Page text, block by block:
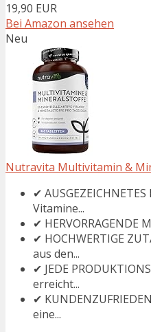
19,90 EUR
Bei Amazon ansehen
Neu
Nutravita Multivitamin &
✔
Vitamine...
✔
✔ HOCHWERTIGE
aus den...
✔ JEDE
erreicht...
✔
eine...